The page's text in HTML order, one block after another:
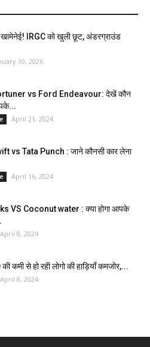
IRGC को खुली छूट, अंडरग्राउंड
10, 2026
vs Ford Endeavour: देखें कौन
April 21, 2024
vs Tata Punch : जाने कौनसी कार लेना
April 16, 2024
VS Coconut water : क्या होगा आपके
April 8, 2024
कमी से हो रही लोगो की हाड़ियाँ कमजोर,...
April 8, 2024